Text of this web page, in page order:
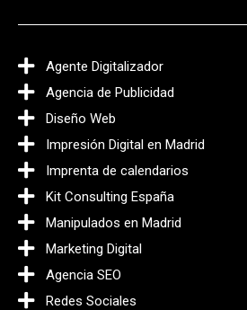
Agente Digitalizador
Agencia de Publicidad
Diseño Web
Impresión Digital en Madrid
Imprenta de calendarios
Kit Consulting España
Manipulados en Madrid
Marketing Digital
Agencia SEO
Redes Sociales